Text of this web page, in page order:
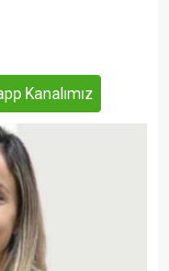
Kanalımız